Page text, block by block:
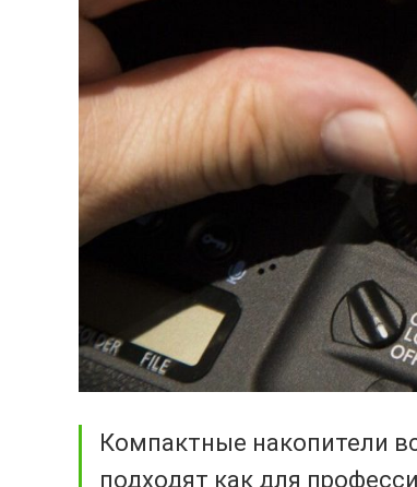
Компактные накопители
подходят как для